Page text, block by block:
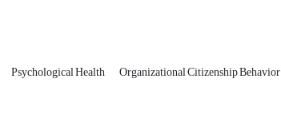
Psychological Health Organizational Citizenship Behavior